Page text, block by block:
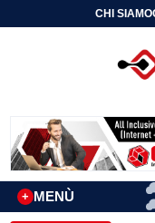
CHI SIAMO
MENÙ
+